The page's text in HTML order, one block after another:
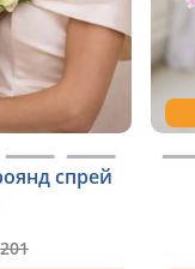
спрей
201